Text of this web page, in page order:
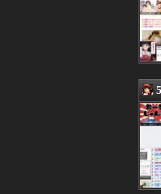
08/
08/
08/
08/
08/
08/
08/
08/
08/
08/
08/
08/
08/